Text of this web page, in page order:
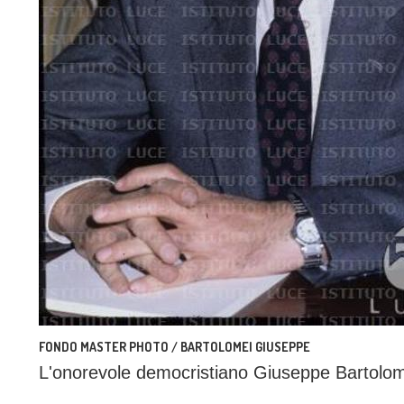
FONDO MASTER PHOTO / BARTOLOMEI GIUSEPPE
L'onorevole democristiano Giuseppe